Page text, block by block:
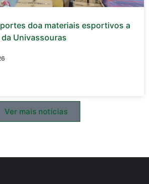
doa materiais esportivos a
Univassouras
Ver mais notícias